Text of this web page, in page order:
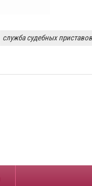
служба судебных приставов